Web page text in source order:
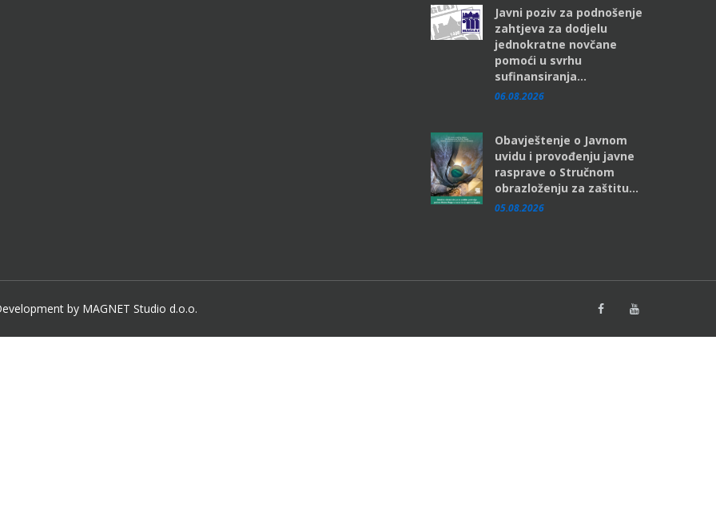
Javni poziv za podnošenje
zahtjeva za dodjelu
jednokratne novčane
pomoći u svrhu
sufinansiranja...
06.08.2026
Obavještenje o Javnom
uvidu i provođenju javne
rasprave o Stručnom
obrazloženju za zaštitu...
05.08.2026
by MAGNET Studio d.o.o.